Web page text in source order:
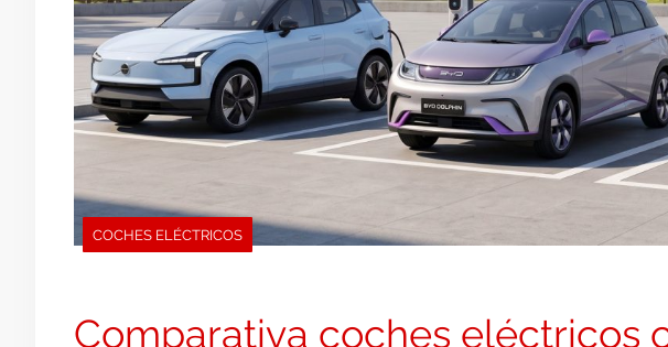
COCHES ELÉCTRICOS
Comparativa coches eléctricos